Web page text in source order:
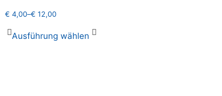
€ 4,00–€ 12,00
Ausführung wählen